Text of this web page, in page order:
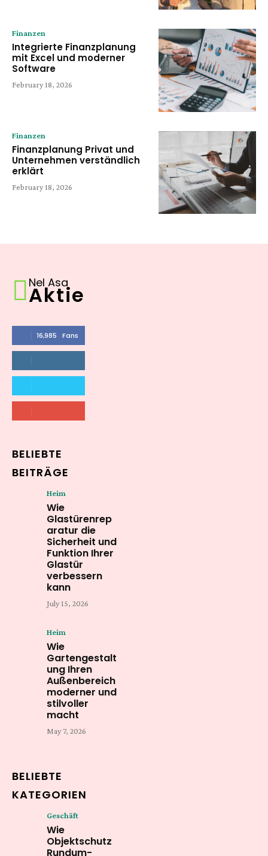
Finanzen
Integrierte Finanzplanung
mit Excel und moderner
Software
February 18, 2026
Finanzen
Finanzplanung Privat und
Unternehmen verständlich
erklärt
February 18, 2026
Nel Asa
Aktie
16,985 Fans
564,865 Followers
FOLLOW
2,458 Followers
FOLLOW
61,453 Subscribers
BELIEBTE
BEITRÄGE
Heim
Wie
Glastürenrep
aratur die
Sicherheit und
Funktion Ihrer
Glastür
verbessern
kann
July 15, 2026
Heim
Wie
Gartengestalt
ung Ihren
Außenbereich
moderner und
stilvoller
macht
May 7, 2026
BELIEBTE
KATEGORIEN
Geschäft
Wie
Objektschutz
Rundum-